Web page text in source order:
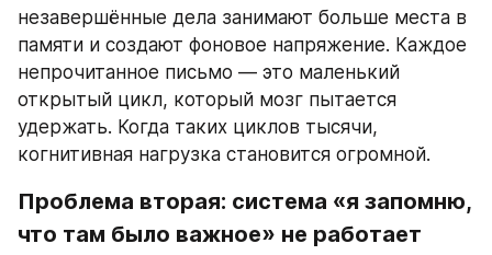
незавершённые дела занимают больше места в
памяти и создают фоновое напряжение. Каждое
непрочитанное письмо — это маленький
открытый цикл, который мозг пытается
удержать. Когда таких циклов тысячи,
когнитивная нагрузка становится огромной.
Проблема вторая: система «я запомню,
что там было важное» не работает